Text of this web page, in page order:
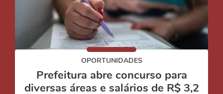
OPORTUNIDADES
Prefeitura abre concurso para
diversas áreas e salários de R$ 3,2